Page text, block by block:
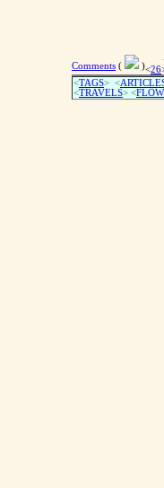
Comments ( )<26
<TAGS> <
<TRAVELS> <